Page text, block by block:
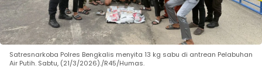
Satresnarkoba Polres Bengkalis menyita 13 kg sabu di antrean Pelabuhan
Air Putih. Sabtu, (21/3/2026)./R45/Humas.